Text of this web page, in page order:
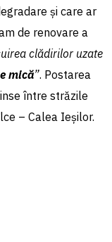
și care ar
de renovare a
clădirilor uzate
mică”. Postarea
între străzile
– Calea Ieșilor.